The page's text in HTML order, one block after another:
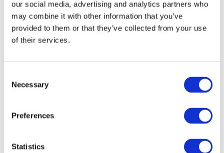
our social media, advertising and analytics partners who
may combine it with other information that you’ve
provided to them or that they’ve collected from your use
of their services.
Selection
Necessary
Preferences
Statistics
Todos os